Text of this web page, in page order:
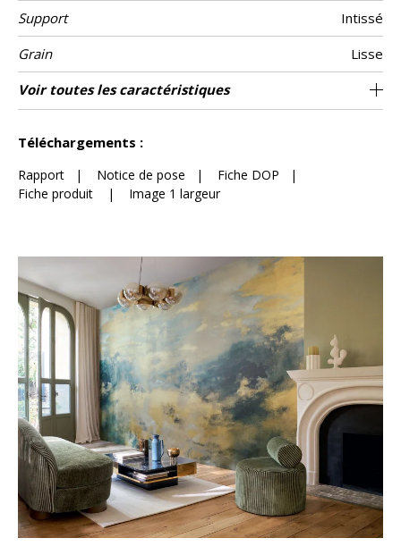
Support
Intissé
Grain
Lisse
Largeur d'un
Lé
70 cm / 28 inches
Hauteur 300 cm / 118 inches
Largeur Totale 420 cm
Raccord Raccord droit
Nombre de lés 6
Poids g/m² 150
Entretien Lessivable
Pose colle Encollage du mur
Dépose Arrachage à sec
Norme COV A+
ASTME84 Class A
Norme
euroclass
B s1 d0
Pays d'origine Pays-bas
Voir toutes les caractéristiques
Téléchargements :
Rapport | Notice de pose | Fiche DOP |
Fiche produit
| Image 1 largeur